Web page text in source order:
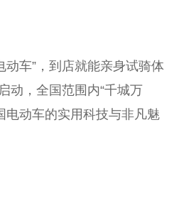
车”，到店就能亲身试骑体
动，全国范围内“千城万
电动车的实用科技与非凡魅